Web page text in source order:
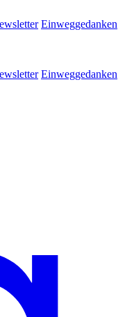
Einweggedanken
Einweggedanken